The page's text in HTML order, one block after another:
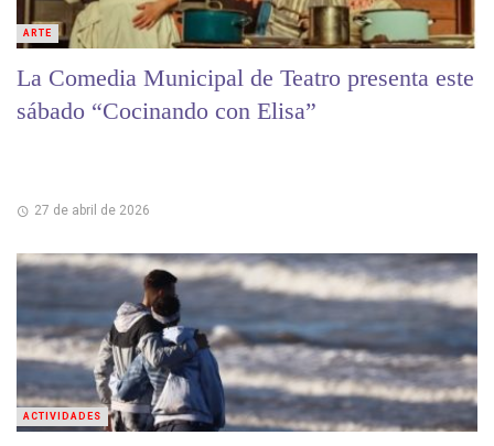
La Comedia Municipal de Teatro presenta este
sábado “Cocinando con Elisa”
27 de abril de 2026
ARTE
ACTIVIDADES